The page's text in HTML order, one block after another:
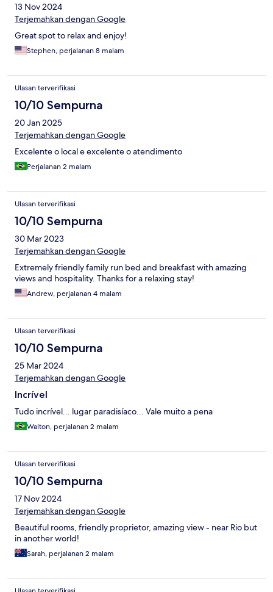
13 Nov 2024
Terjemahkan dengan Google
Great spot to relax and enjoy!
Stephen, perjalanan 8 malam
Ulasan terverifikasi
10/10 Sempurna
20 Jan 2025
Terjemahkan dengan Google
Excelente o local e excelente o atendimento
Perjalanan 2 malam
Ulasan terverifikasi
10/10 Sempurna
30 Mar 2023
Terjemahkan dengan Google
Extremely friendly family run bed and breakfast with amazing
views and hospitality. Thanks for a relaxing stay!
Andrew, perjalanan 4 malam
Ulasan terverifikasi
10/10 Sempurna
25 Mar 2024
Terjemahkan dengan Google
Incrível
Tudo incrível... lugar paradisíaco... Vale muito a pena
Walton, perjalanan 2 malam
Ulasan terverifikasi
10/10 Sempurna
17 Nov 2024
Terjemahkan dengan Google
Beautiful rooms, friendly proprietor, amazing view - near Rio but
in another world!
Sarah, perjalanan 2 malam